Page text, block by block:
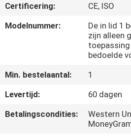
FABRIEKSTOCHT
NEEM
MET
ONS
Certificering:
CE, ISO
Modelnummer:
De in lid 1
zijn alleen
toepassing
bedoelde
Min. bestelaantal:
1
Levertijd:
60 dagen
Betalingscondities:
Western